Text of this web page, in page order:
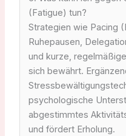
(Fatigue) tun?
Strategien wie Pacing
Ruhepausen,
und kurze,
sich bewährt.
psychologische
abgestimmtes
und fördert Erholung.